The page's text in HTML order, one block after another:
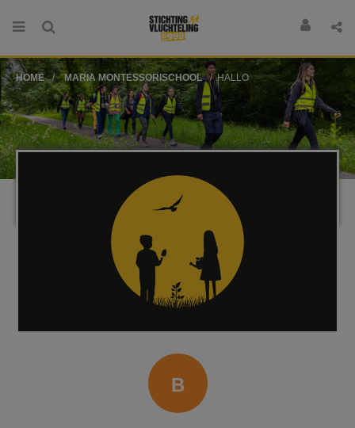
HOME MARIA MONTESSORISCHOOL HALLO
B